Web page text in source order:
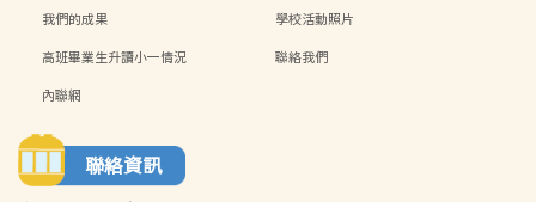
我們的成果
學校活動照片
高班畢業生升讀小一情況
聯絡我們
內聯網
聯絡資訊